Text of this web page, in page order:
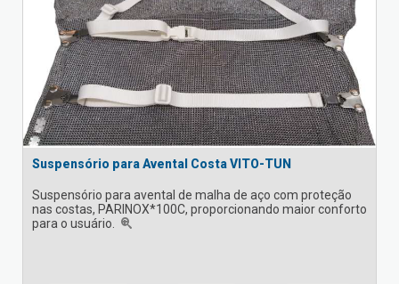
Suspensório para Avental Costa VITO-TUN
Suspensório para avental de malha de aço com proteção
nas costas, PARINOX*100C, proporcionando maior conforto
para o usuário.